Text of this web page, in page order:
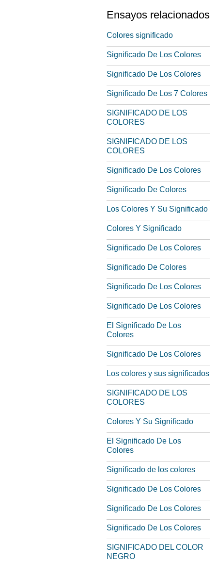
Ensayos relacionados
Colores significado
Significado De Los Colores
Significado De Los Colores
Significado De Los 7 Colores
SIGNIFICADO DE LOS
COLORES
SIGNIFICADO DE LOS
COLORES
Significado De Los Colores
Significado De Colores
Los Colores Y Su Significado
Colores Y Significado
Significado De Los Colores
Significado De Colores
Significado De Los Colores
Significado De Los Colores
El Significado De Los
Colores
Significado De Los Colores
Los colores y sus significados
SIGNIFICADO DE LOS
COLORES
Colores Y Su Significado
El Significado De Los
Colores
Significado de los colores
Significado De Los Colores
Significado De Los Colores
Significado De Los Colores
SIGNIFICADO DEL COLOR
NEGRO